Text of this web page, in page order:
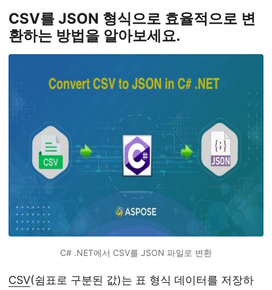
CSV를 JSON 형식으로 효율적으로 변
환하는 방법을 알아보세요.
C# .NET에서 CSV를 JSON 파일로 변환
CSV(쉼표로 구분된 값)는 표 형식 데이터를 저장하